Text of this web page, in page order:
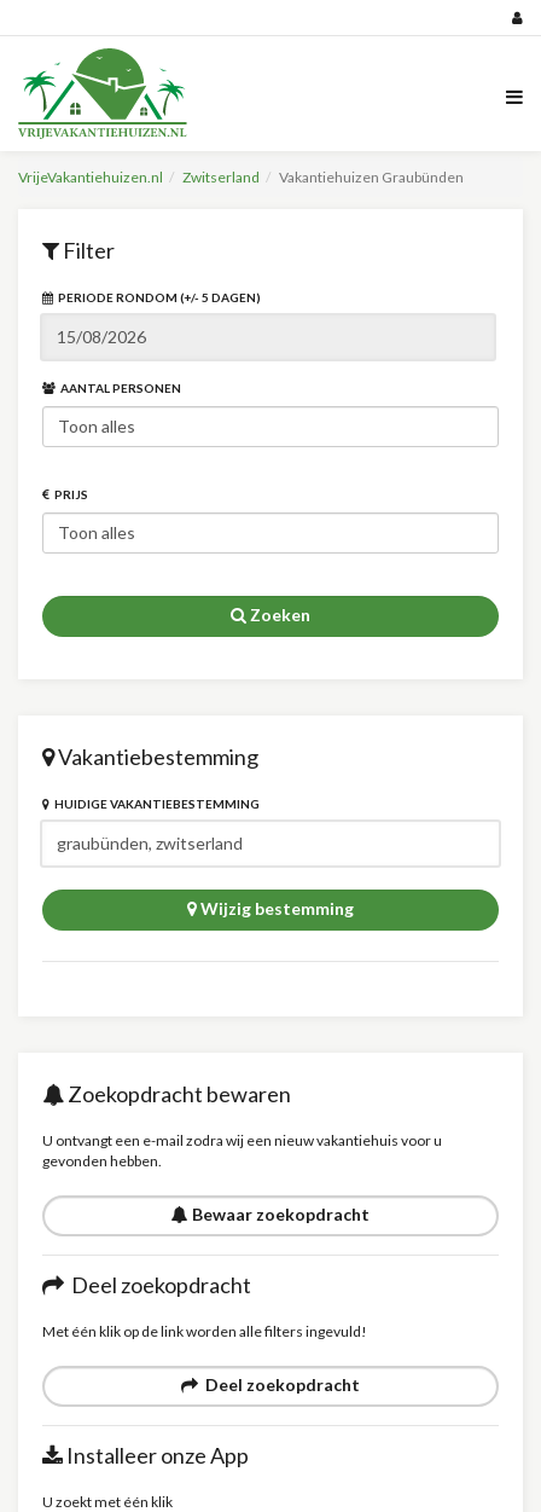
VrijeVakantiehuizen.nl Zwitserland Vakantiehuizen Graubünden
Filter
PERIODE RONDOM (+/- 5 DAGEN)
AANTAL PERSONEN
PRIJS
Zoeken
Vakantiebestemming
HUIDIGE VAKANTIEBESTEMMING
Wijzig bestemming
Zoekopdracht bewaren
U ontvangt een e-mail zodra wij een nieuw vakantiehuis voor u
gevonden hebben.
Bewaar zoekopdracht
Deel zoekopdracht
Met één klik op de link worden alle filters ingevuld!
Deel zoekopdracht
Installeer onze App
U zoekt met één klik